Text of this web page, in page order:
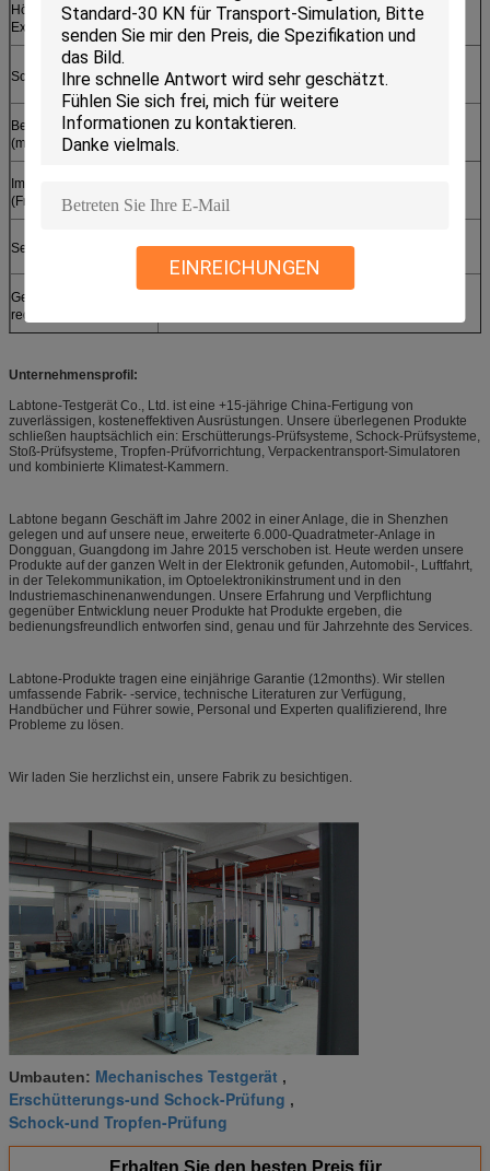
EINREICHUNGEN
Höchstgewicht des
Exemplars (Kilogramm)
5 10 10
Schockimpuls Halb-Sinus
Beschleunigungsstrecke
(m/s2)
20----1500 20----1500
Impulsdauerstrecke
(Frau)
Seismische Basis Pneumatisches Frühlingsgerät
Gebrauchs-
reqyurements
Unternehmensprofil:
Labtone-Testgerät Co., Ltd. ist eine +15-jährige China-Fertigung von
zuverlässigen, kosteneffektiven Ausrüstungen. Unsere überlegenen Produkte
schließen hauptsächlich ein: Erschütterungs-Prüfsysteme, Schock-Prüfsysteme,
Stoß-Prüfsysteme, Tropfen-Prüfvorrichtung, Verpackentransport-Simulatoren
und kombinierte Klimatest-Kammern.
Labtone begann Geschäft im Jahre 2002 in einer Anlage, die in Shenzhen
gelegen und auf unsere neue, erweiterte 6.000-Quadratmeter-Anlage in
Dongguan, Guangdong im Jahre 2015 verschoben ist. Heute werden unsere
Produkte auf der ganzen Welt in der Elektronik gefunden, Automobil-, Luftfahrt,
in der Telekommunikation, im Optoelektronikinstrument und in den
Industriemaschinenanwendungen. Unsere Erfahrung und Verpflichtung
gegenüber Entwicklung neuer Produkte hat Produkte ergeben, die
bedienungsfreundlich entworfen sind, genau und für Jahrzehnte des Services.
Labtone-Produkte tragen eine einjährige Garantie (12months). Wir stellen
umfassende Fabrik- -service, technische Literaturen zur Verfügung,
Handbücher und Führer sowie, Personal und Experten qualifizierend, Ihre
Probleme zu lösen.
Wir laden Sie herzlichst ein, unsere Fabrik zu besichtigen.
Umbauten: Mechanisches Testgerät ,
Erschütterungs-und Schock-Prüfung ,
Schock-und Tropfen-Prüfung